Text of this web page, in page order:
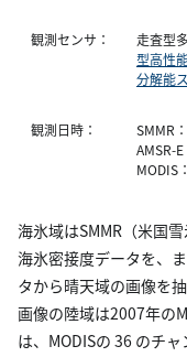
観測センサ： 走査型
型高性
分解能
観測日時：
SMMR
AMSR-
MODIS
海氷域はSMMR（米国
海氷密接度データを、
タから晴天域の画像を
画像の陸域は2007年の
は、MODISの 36 のチ